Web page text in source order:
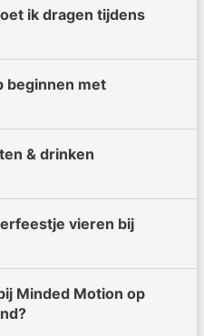
ik dragen tijdens
beginnen met
& drinken
vieren bij
Minded Motion op